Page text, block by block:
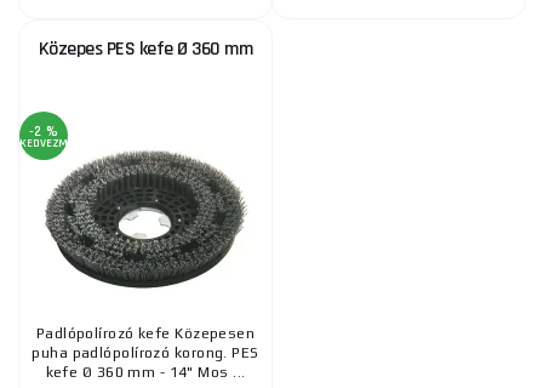
Közepes PES kefe Ø 360 mm
-2 %
KEDVEZMÉNY
Padlópolírozó kefe Közepesen
puha padlópolírozó korong. PES
kefe Ø 360 mm - 14" Mos ...